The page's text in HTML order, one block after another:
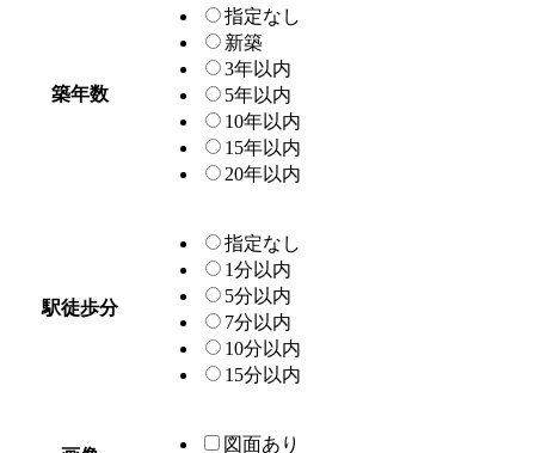
築年数
指定なし
新築
3年以内
5年以内
10年以内
15年以内
20年以内
駅徒歩分
指定なし
1分以内
5分以内
7分以内
10分以内
15分以内
図面あり